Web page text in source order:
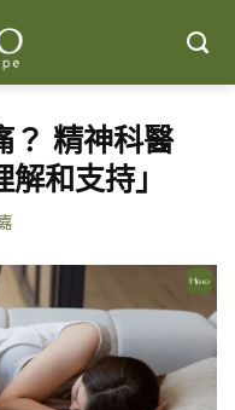
？ 精神科醫
和支持」